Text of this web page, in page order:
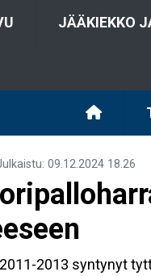
JÄÄKIEKKO
: 09.12.2024 18.26
2013 syntynyt